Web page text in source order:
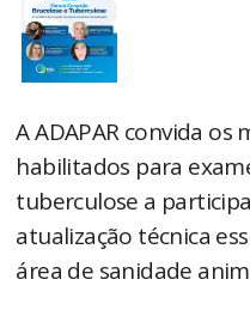
A ADAPAR convida
habilitados para
tuberculose a
atualização técnica
área de sanidade